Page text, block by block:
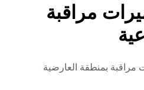
مراقبة
بمنطقة العارضية